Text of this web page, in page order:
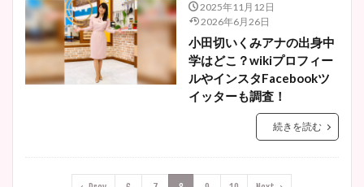
2025年11月12日
2026年6月26日
小田切いくみアナの出身中
学はどこ？wikiプロフィー
ルやインスタFacebookツ
イッターも調査！
続きを読む